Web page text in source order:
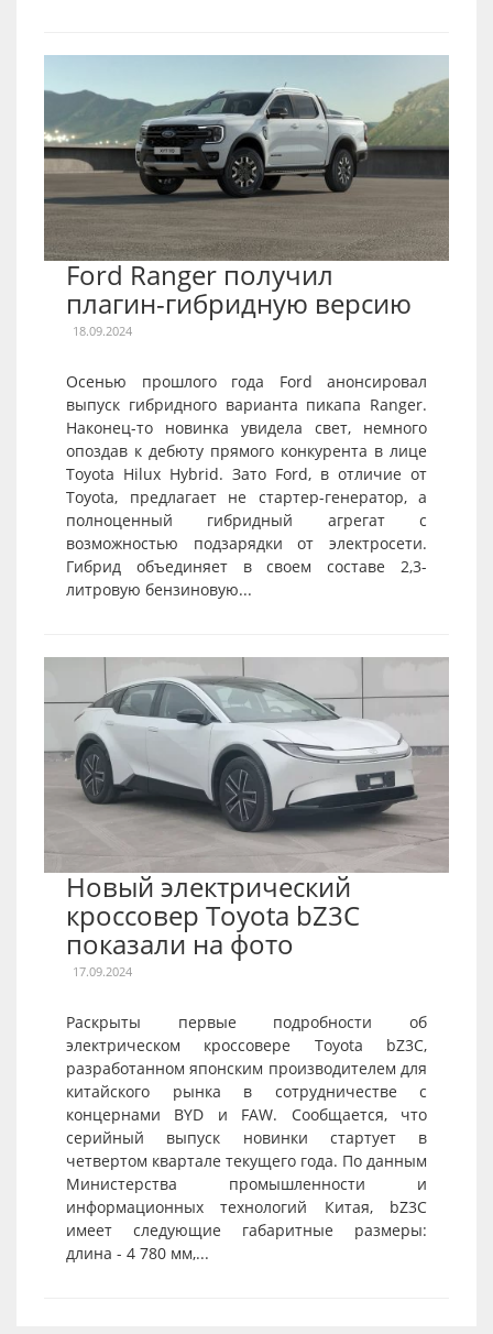
Ford Ranger получил
плагин-гибридную версию
18.09.2024
Осенью прошлого года Ford анонсировал
выпуск гибридного варианта пикапа Ranger.
Наконец-то новинка увидела свет, немного
опоздав к дебюту прямого конкурента в лице
Toyota Hilux Hybrid. Зато Ford, в отличие от
Toyota, предлагает не стартер-генератор, а
полноценный гибридный агрегат с
возможностью подзарядки от электросети.
Гибрид объединяет в своем составе 2,3-
литровую бензиновую...
Новый электрический
кроссовер Toyota bZ3C
показали на фото
17.09.2024
Раскрыты первые подробности об
электрическом кроссовере Toyota bZ3C,
разработанном японским производителем для
китайского рынка в сотрудничестве с
концернами BYD и FAW. Сообщается, что
серийный выпуск новинки стартует в
четвертом квартале текущего года. По данным
Министерства промышленности и
информационных технологий Китая, bZ3C
имеет следующие габаритные размеры:
длина - 4 780 мм,...